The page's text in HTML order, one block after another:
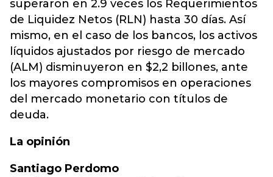
superaron en 2.9 veces los Requerimientos
de Liquidez Netos (RLN) hasta 30 días. Así
mismo, en el caso de los bancos, los activos
líquidos ajustados por riesgo de mercado
(ALM) disminuyeron en $2,2 billones, ante
los mayores compromisos en operaciones
del mercado monetario con títulos de
deuda.
La opinión
Santiago Perdomo